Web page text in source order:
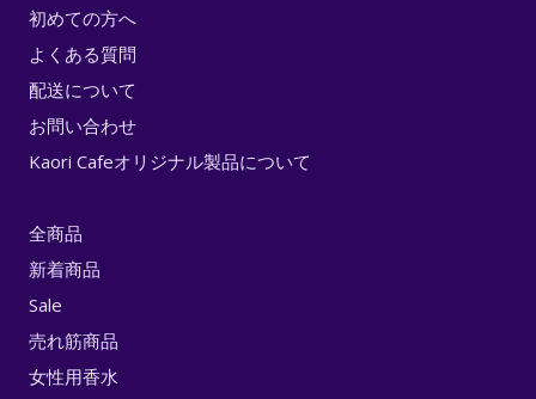
初めての方へ
よくある質問
配送について
お問い合わせ
Kaori Cafeオリジナル製品について
全商品
新着商品
Sale
売れ筋商品
女性用香水